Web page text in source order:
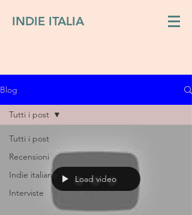
INDIE ITALIA
Blog
Tutti i post
Recensioni
Indie italiano
Interviste
Tutti i post
Load video